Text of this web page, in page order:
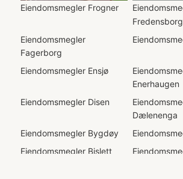
Eiendomsmegler Frogner
Fredensborg
Eiendomsmegler
Fagerborg
Eiendomsmegler Ensjø
Enerhaugen
Eiendomsmegler Disen
Dælenenga
Eiendomsmegler Bygdøy
Eiendomsmegler Bislett